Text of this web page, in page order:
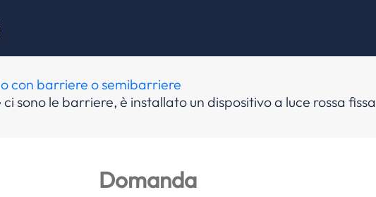
con barriere o semibarriere
sono le barriere, è installato un dispositivo a luce rossa fissa
Domanda